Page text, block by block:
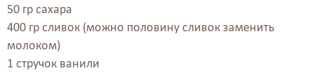
50 гр сахара
400 гр сливок (можно половину сливок заменить
молоком)
1 стручок ванили